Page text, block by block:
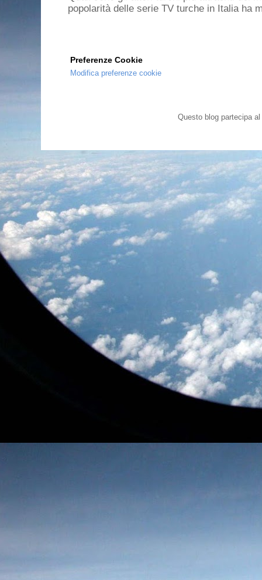
popolarità delle serie TV turche in Italia ha
Preferenze Cookie
Modifica preferenze cookie
Questo blog partecipa